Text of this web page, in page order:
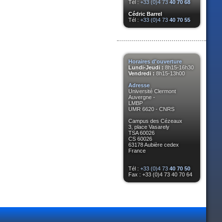
Tél : +33 (0)4 73 40 70 68
Cédric Barrel
Tél : +33 (0)4 73 40 70 55
Horaires d'ouverture
Lundi-Jeudi : 8h15-16h30
Vendredi : 8h15-13h00
Adresse
Université Clermont
Auvergne -
LMBP
UMR 6620 - CNRS
Campus des Cézeaux
3, place Vasarely
TSA 60026
CS 60026
63178 Aubière cedex
France
Tél : +33 (0)4 73 40 70 50
Fax : +33 (0)4 73 40 70 64